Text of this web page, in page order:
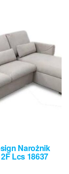
Narożnik
Lcs 18637